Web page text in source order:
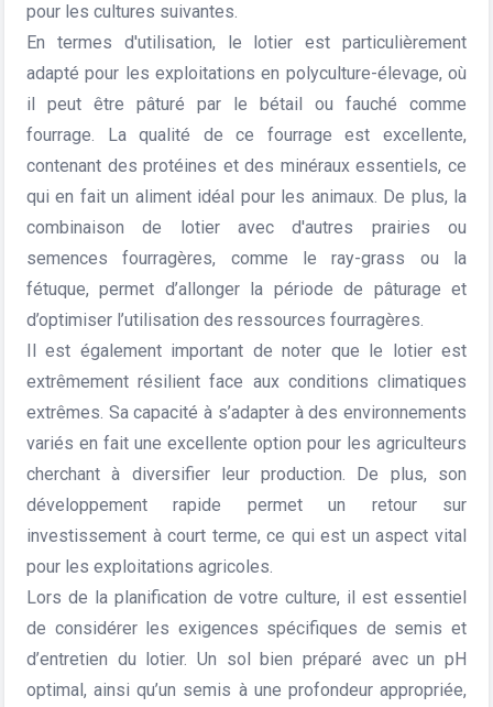
pour les cultures suivantes.
En termes d'utilisation, le lotier est particulièrement
adapté pour les exploitations en polyculture-élevage, où
il peut être pâturé par le bétail ou fauché comme
fourrage. La qualité de ce fourrage est excellente,
contenant des protéines et des minéraux essentiels, ce
qui en fait un aliment idéal pour les animaux. De plus, la
combinaison de lotier avec d'autres prairies ou
semences fourragères, comme le ray-grass ou la
fétuque, permet d’allonger la période de pâturage et
d’optimiser l’utilisation des ressources fourragères.
Il est également important de noter que le lotier est
extrêmement résilient face aux conditions climatiques
extrêmes. Sa capacité à s’adapter à des environnements
variés en fait une excellente option pour les agriculteurs
cherchant à diversifier leur production. De plus, son
développement rapide permet un retour sur
investissement à court terme, ce qui est un aspect vital
pour les exploitations agricoles.
Lors de la planification de votre culture, il est essentiel
de considérer les exigences spécifiques de semis et
d’entretien du lotier. Un sol bien préparé avec un pH
optimal, ainsi qu’un semis à une profondeur appropriée,